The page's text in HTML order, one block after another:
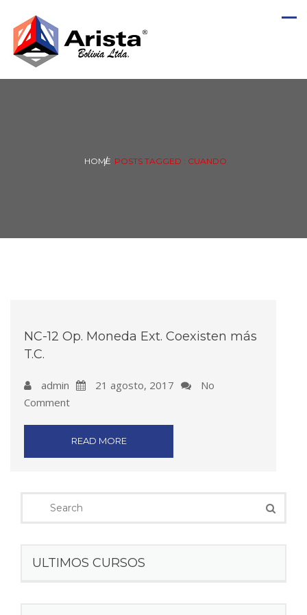
HOME POSTS TAGGED : CUANDO
NC-12 Op. Moneda Ext. Coexisten más
T.C.
admin 21 agosto, 2017
No
Comment
READ MORE
ULTIMOS CURSOS